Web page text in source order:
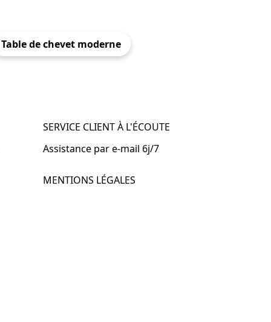
Table de chevet moderne
SERVICE CLIENT À L'ÉCOUTE
Assistance par e-mail 6j/7
MENTIONS LÉGALES